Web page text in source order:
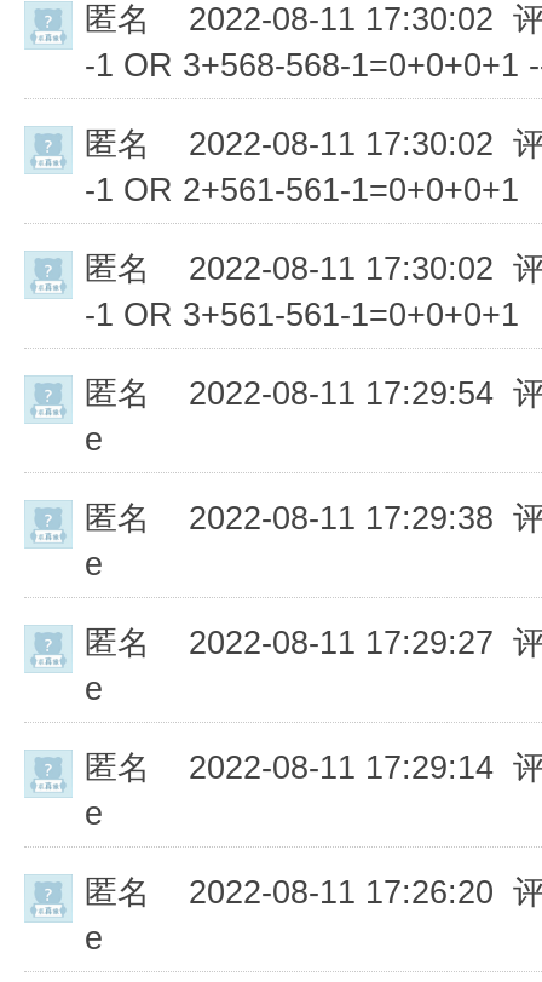
匿名 2022-08-11 17:30:02
-1 OR 3+568-568-1=0+0+0+1
匿名 2022-08-11 17:30:02
-1 OR 2+561-561-1=0+0+0+1
匿名 2022-08-11 17:30:02
-1 OR 3+561-561-1=0+0+0+1
匿名 2022-08-11 17:29:54
e
匿名 2022-08-11 17:29:38
e
匿名 2022-08-11 17:29:27
e
匿名 2022-08-11 17:29:14
e
匿名 2022-08-11 17:26:20
e